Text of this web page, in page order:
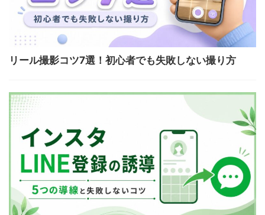
リール撮影コツ7選！初心者でも失敗しない撮り方